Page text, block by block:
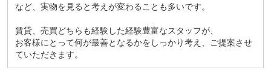
など、実物を見ると考えが変わることも多いです。
賃貸、売買どちらも経験した経験豊富なスタッフが、
お客様にとって何が最善となるかをしっかり考え、ご提案させ
ていただきます。